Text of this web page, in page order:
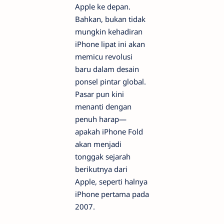
Apple ke depan.
Bahkan, bukan tidak
mungkin kehadiran
iPhone lipat ini akan
memicu revolusi
baru dalam desain
ponsel pintar global.
Pasar pun kini
menanti dengan
penuh harap—
apakah iPhone Fold
akan menjadi
tonggak sejarah
berikutnya dari
Apple, seperti halnya
iPhone pertama pada
2007.